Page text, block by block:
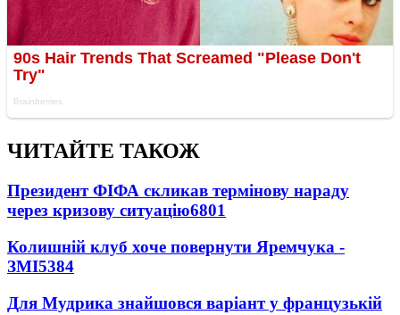
ЧИТАЙТЕ ТАКОЖ
Президент ФІФА скликав термінову нараду
через кризову ситуацію6801
Колишній клуб хоче повернути Яремчука -
ЗМІ5384
Для Мудрика знайшовся варіант у французькій